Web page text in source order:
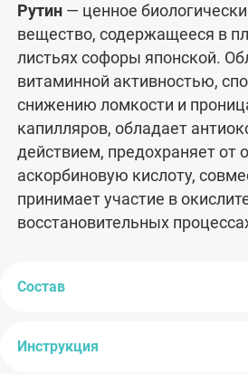
Рутин — ценное
вещество, содержащееся в
листьях софоры японской.
витаминной активностью,
снижению ломкости и
капилляров, обладает
действием, предохраняет от
аскорбиновую кислоту,
принимает участие в
восстановительных
Состав
Состав:
Инструкция